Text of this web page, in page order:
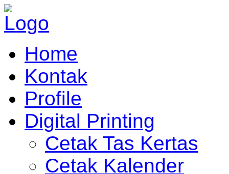
Home
Kontak
Profile
Digital Printing
Cetak Tas Kertas
Cetak Kalender